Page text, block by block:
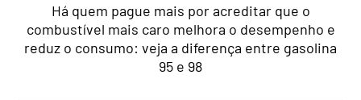
Há quem pague mais por acreditar que o
combustível mais caro melhora o desempenho e
reduz o consumo: veja a diferença entre gasolina
95 e 98